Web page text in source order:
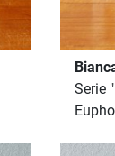
Serie